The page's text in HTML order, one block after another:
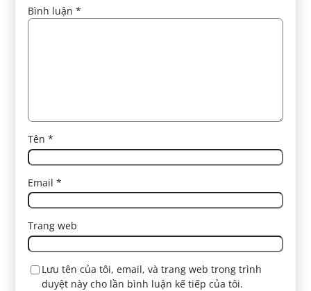
Bình luận*
Tên*
Email*
Trang web
Lưu tên của tôi, email, và trang web trong trình
duyệt này cho lần bình luận kế tiếp của tôi.